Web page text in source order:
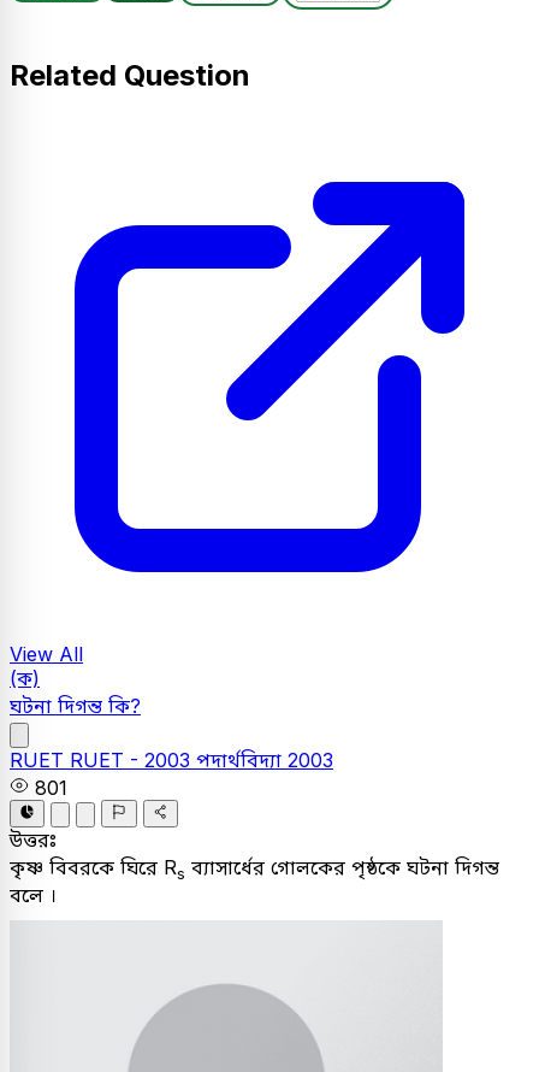
Related Question
View All
(ক)
ঘটনা দিগন্ত কি?
RUET RUET - 2003 পদার্থবিদ্যা 2003
801
উত্তরঃ
কৃষ্ণ বিবরকে ঘিরে Rs ব্যাসার্ধের গোলকের পৃষ্ঠকে ঘটনা দিগন্ত
বলে ।